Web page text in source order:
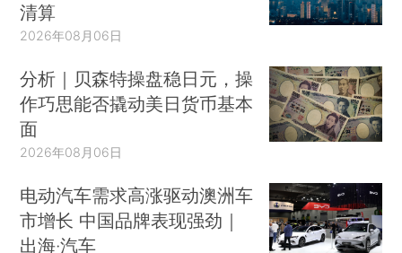
清算
2026年08月06日
分析｜贝森特操盘稳日元，操
作巧思能否撬动美日货币基本
面
2026年08月06日
电动汽车需求高涨驱动澳洲车
市增长 中国品牌表现强劲｜
出海·汽车